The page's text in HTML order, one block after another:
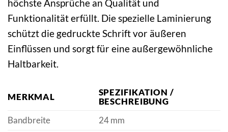
höchste Ansprüche an Qualität und
Funktionalität erfüllt. Die spezielle Laminierung
schützt die gedruckte Schrift vor äußeren
Einflüssen und sorgt für eine außergewöhnliche
Haltbarkeit.
MERKMAL
SPEZIFIKATION /
BESCHREIBUNG
Bandbreite
24 mm